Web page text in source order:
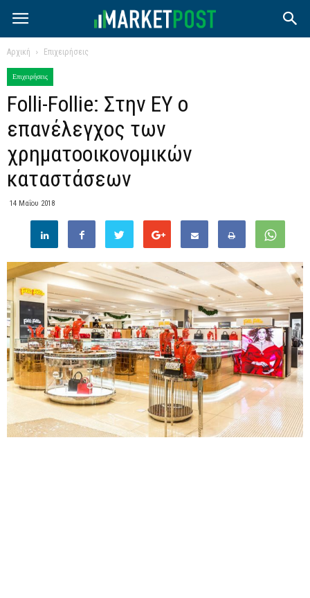
Αρχική Επιχειρήσεις
Επιχειρήσεις
Folli-Follie: Στην ΕΥ ο
επανέλεγχος των
χρηματοοικονομικών
καταστάσεων
14 Μαΐου 2018